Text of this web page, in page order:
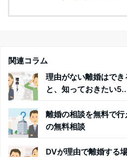
関連コラム
理由がない離婚はで
と、知っておきたい
離婚の相談を無料で
の無料相談
DVが理由で離婚する